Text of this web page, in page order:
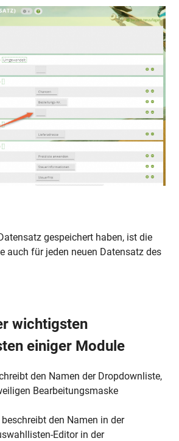
gespeichert haben, ist die
auch für jeden neuen Datensatz des
wichtigsten
einiger Module
den Namen der Dropdownliste,
Bearbeitungsmaske
den Namen in der
Editor in der